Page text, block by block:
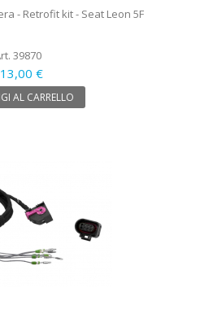
- Retrofit kit - Seat Leon 5F
39870
€
AL CARRELLO